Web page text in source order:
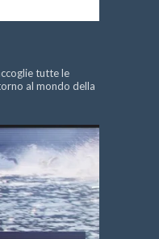
tutte le
al mondo della